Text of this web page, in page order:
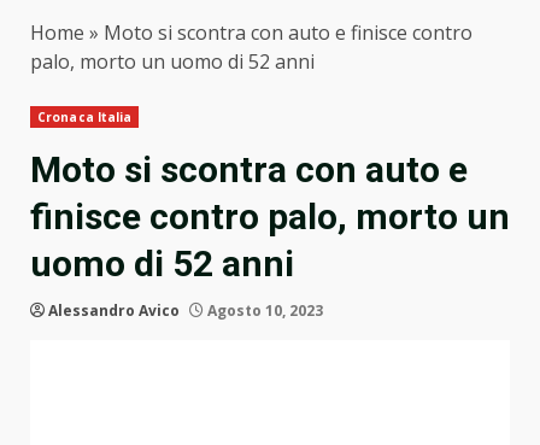
Home » Moto si scontra con auto e finisce contro
palo, morto un uomo di 52 anni
Cronaca Italia
Moto si scontra con auto e
finisce contro palo, morto un
uomo di 52 anni
Alessandro Avico Agosto 10, 2023